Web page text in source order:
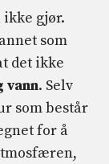
gjør.
som
det ikke
vann. Selv
som består
for å